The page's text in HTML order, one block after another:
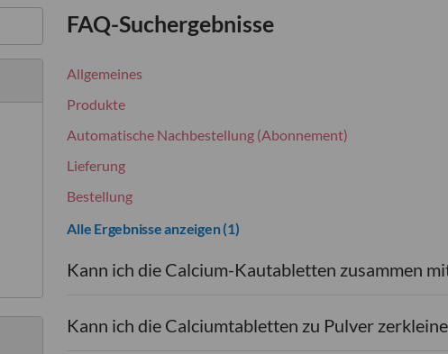
FAQ-Suchergebnisse
Allgemeines
Produkte
Automatische Nachbestellung (Abonnement)
Lieferung
Bestellung
Alle Ergebnisse anzeigen(1)
Kann ich die Calcium-Kautabletten zusammen
Kann ich die Calciumtabletten zu Pulver